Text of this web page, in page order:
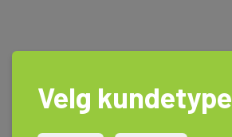
Velg kundetype